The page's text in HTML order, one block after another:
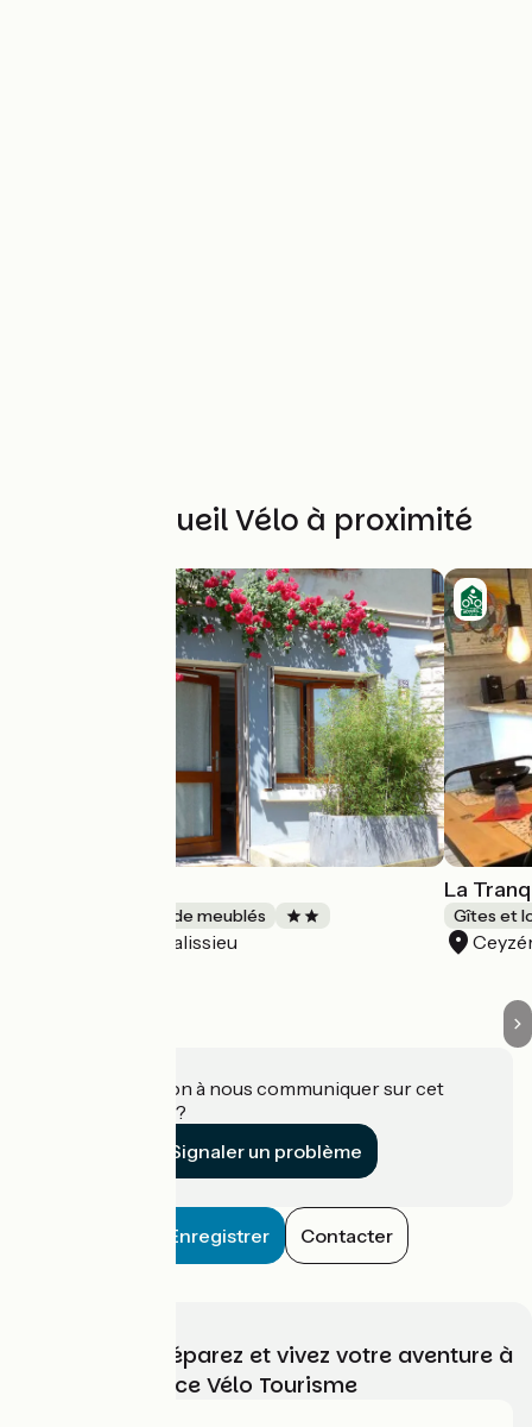
Autres Accueil Vélo à proximité
Gîtes et locations de meublés
Talissieu
La
Gîtes et
Une information à nous communiquer sur cet
établissement ?
Signaler un problème
Enregistrer Contacter
Choisissez, préparez et vivez votre aventure à
vélo avec France Vélo Tourisme